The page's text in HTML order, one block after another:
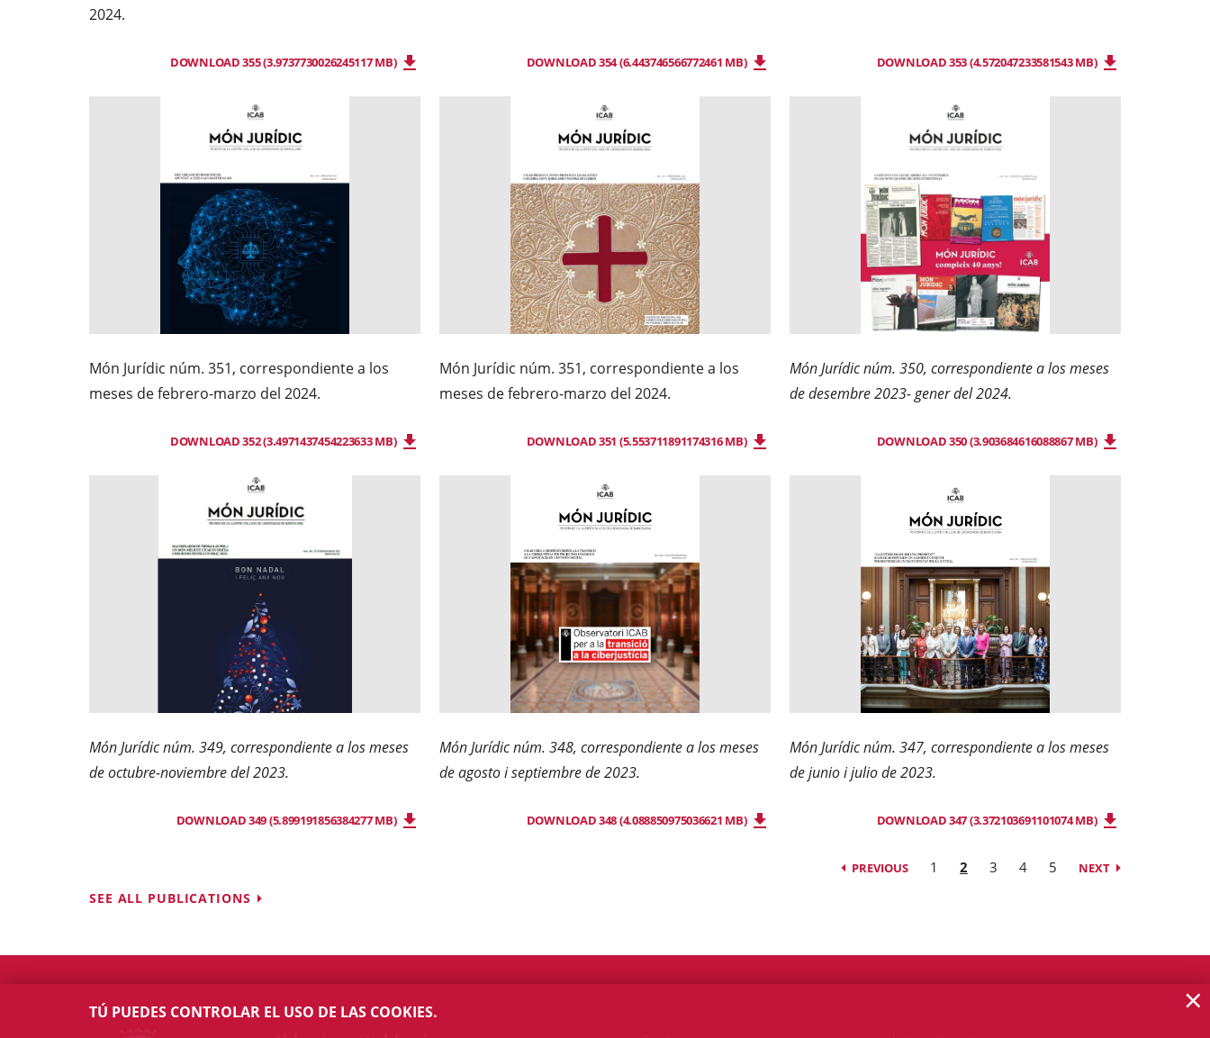
2024.
DOWNLOAD 355 (3.9737730026245117 MB) DOWNLOAD 354 (6.443746566772461 MB) DOWNLOAD 353 (4.572047233581543 MB)
Món Jurídic núm. 351, correspondiente a los
meses de febrero-marzo del 2024.
DOWNLOAD 352 (3.4971437454223633 MB)
Món Jurídic núm. 351, correspondiente a los
meses de febrero-marzo del 2024.
DOWNLOAD 351 (5.553711891174316 MB)
Món Jurídic núm. 350, correspondiente a los meses
de desembre 2023- gener del 2024.
DOWNLOAD 350 (3.903684616088867 MB)
Món Jurídic núm. 349, correspondiente a los meses
de octubre-noviembre del 2023.
DOWNLOAD 349 (5.899191856384277 MB)
Món Jurídic núm. 348, correspondiente a los meses
de agosto i septiembre de 2023.
DOWNLOAD 348 (4.088850975036621 MB)
Món Jurídic núm. 347, correspondiente a los meses
de junio i julio de 2023.
DOWNLOAD 347 (3.372103691101074 MB)
PREVIOUS 1 2 3 4 5 NEXT
SEE ALL PUBLICATIONS
TÚ PUEDES CONTROLAR EL USO DE LAS COOKIES.
×